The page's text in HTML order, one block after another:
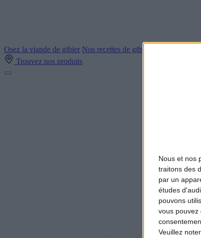
Nous et nos
traitons des
par un
études
pouvons
vous pouvez
Veuillez
Osez la viande de gibier Nos recettes de gibiers
Trouvez nos produits